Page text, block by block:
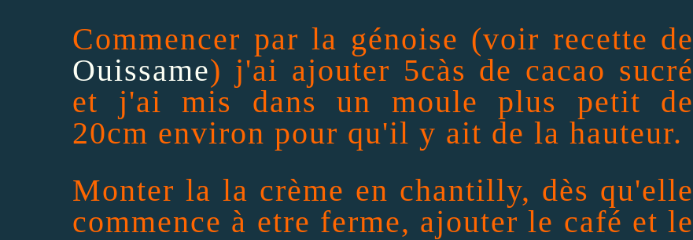
Commencer par la génoise (voir recette de
Ouissame) j'ai ajouter 5càs de cacao sucré
et j'ai mis dans un moule plus petit de
20cm environ pour qu'il y ait de la hauteur.
Monter la la crème en chantilly, dès qu'elle
commence à etre ferme, ajouter le café et le